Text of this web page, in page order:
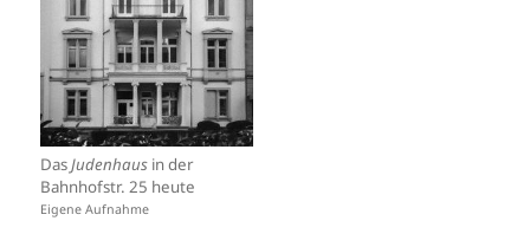
DasJudenhaus in der
Bahnhofstr. 25 heute
Eigene Aufnahme